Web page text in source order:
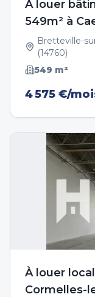
A louer
549m² à
Bretteville-
(14760)
549 m²
4 575 €/
À louer
Cormelles-